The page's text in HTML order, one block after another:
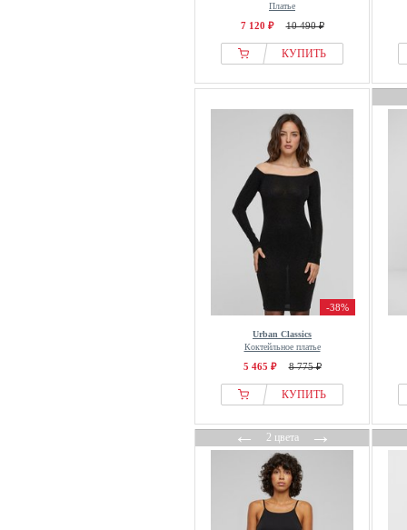
Платье
7 120 ₽ 10 490 ₽
КУПИТЬ
-38%
Urban Classics
Коктейльное платье
5 465 ₽ 8 775 ₽
КУПИТЬ
←2 цвета→